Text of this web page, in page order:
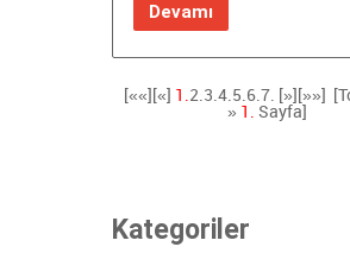
Devamı
[««][«] 1.2.3.4.5.6.7. [»] [»»]
» 1. Sayfa]
Kategoriler